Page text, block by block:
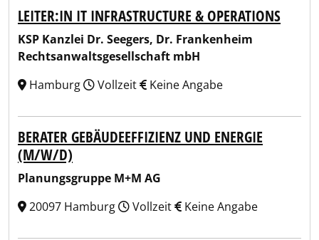
LEITER:IN IT INFRASTRUCTURE & OPERATIONS
KSP Kanzlei Dr. Seegers, Dr. Frankenheim
Rechtsanwaltsgesellschaft mbH
Hamburg
Vollzeit Keine Angabe
BERATER GEBÄUDEEFFIZIENZ UND ENERGIE
(M/W/D)
Planungsgruppe M+M AG
20097 Hamburg
Vollzeit Keine Angabe